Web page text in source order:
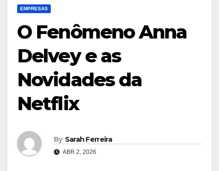
EMPRESAS
О Fenômeno Anna
Delvey e as
Novidades da
Netflix
By Sarah Ferreira
ABR 2, 2026